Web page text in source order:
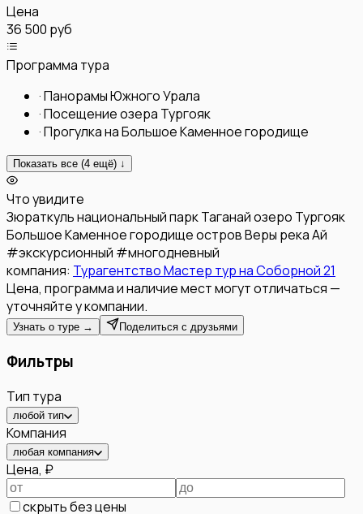
Цена
36 500 руб
Программа тура
·Панорамы Южного Урала
·Посещение озера Тургояк
·Прогулка на Большое Каменное городище
Показать все (4 ещё) ↓
Что увидите
Зюраткульнациональный парк Таганайозеро Тургояк
Большое Каменное городищеостров Веры река Ай
#экскурсионный #многодневный
компания: Турагентство Мастер тур на Соборной 21
Цена, программа и наличие мест могут отличаться —
уточняйте у компании.
Узнать о туре → Поделиться с друзьями
Фильтры
Тип тура
любой тип
Компания
любая компания
Цена, ₽
скрыть без цены